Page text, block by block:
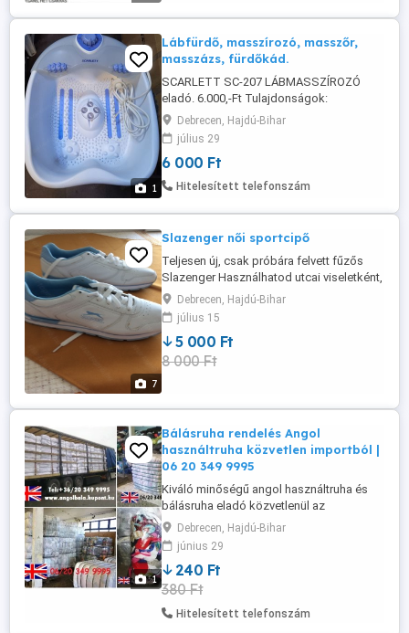
1
Lábfürdő, masszírozó, masszőr,
masszázs, fürdőkád.
SCARLETT SC-207 LÁBMASSZÍROZÓ
eladó. 6.000,-Ft Tulajdonságok:
Masszázs: Száraz rezgés, és vagy meleg
fürdőmasszázs, vízbuborék masszázs. A
pezsgőfürdős masszírozó kád kedvező
hatással van talpára: serkenti a bőr
vérellátását. Javítja a vérkeringést. Lazítja
...
Debrecen, Hajdú-Bihar
július 29
6 000 Ft
Hitelesített telefonszám
7
Slazenger női sportcipő
Teljesen új, csak próbára felvett fűzős
Slazenger Használhatod utcai viseletként,
de sportolhatsz is benne. A sportcipő
alapdarab a ruhatárunkban. A színe: fehér
Mérete:41
Debrecen, Hajdú-Bihar
július 15
5 000 Ft
8 000 Ft
1
Bálásruha rendelés Angol
használtruha közvetlen importból |
06 20 349 9995
Kiváló minőségű angol használtruha és
bálásruha eladó közvetlenül az
importőrtől, referenciával. Többféle
szezonális bála közül választhat,
mindegyik originál, bontatlan, friss
gyűjtésből való, tele divatos és márkás
ruhákkal. Az áruk nincsenek átválogatva,
az extra darabokat is tartalmazzák. Ízelítő
...
Debrecen, Hajdú-Bihar
június 29
240 Ft
380 Ft
Hitelesített telefonszám